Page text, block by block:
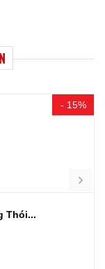
- 15%
Thói...